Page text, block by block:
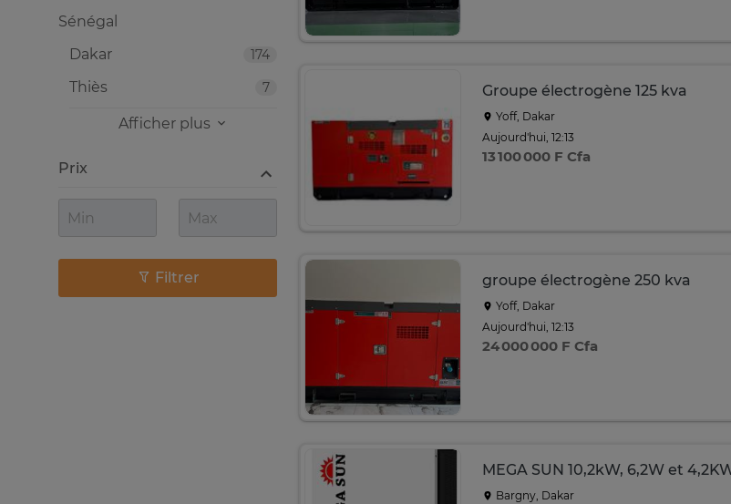
Groupe électrogène 125 kva
Yoff, Dakar
Aujourd'hui, 12:13
13 100 000 F Cfa
groupe électrogène 250 kva
Yoff, Dakar
Aujourd'hui, 12:13
24 000 000 F Cfa
MEGA SUN 10,2kW, 6,2W et
Bargny, Dakar
Sénégal
174
Dakar
7
Thiès
Afficher plus
Prix
Filtrer